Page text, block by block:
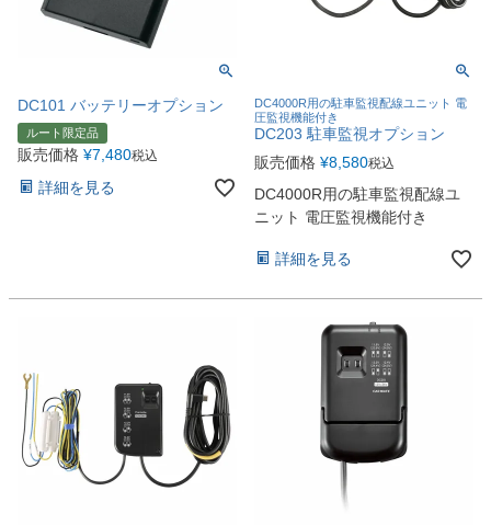
DC101 バッテリーオプション
ルート限定品
販売価格 ¥7,480税込
詳細を見る
DC4000R用の駐車監視配線ユニット 電
圧監視機能付き
DC203 駐車監視オプション
販売価格 ¥8,580税込
DC4000R用の駐車監視配線ユ
ニット 電圧監視機能付き
詳細を見る